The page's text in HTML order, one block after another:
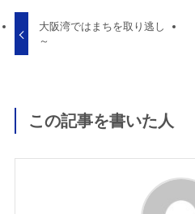
大阪湾ではまちを取り逃し
～
この記事を書いた人